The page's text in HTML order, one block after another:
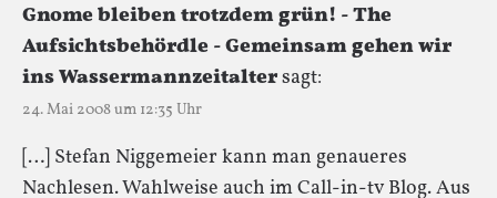
Gnome bleiben trotzdem grün! - The
Aufsichtsbehördle - Gemeinsam gehen wir
ins Wassermannzeitaltersagt:
24. Mai 2008 um 12:35 Uhr
[…] Stefan Niggemeier kann man genaueres
Nachlesen. Wahlweise auch im Call-in-tv Blog. Aus